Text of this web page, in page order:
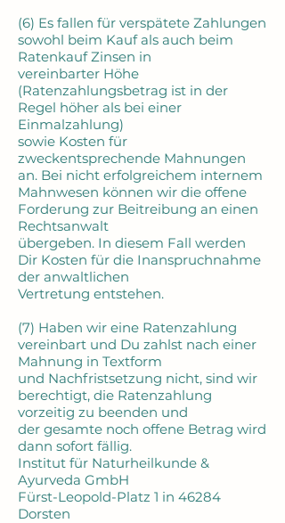
(6) Es fallen für verspätete Zahlungen
sowohl beim Kauf als auch beim
Ratenkauf Zinsen in
vereinbarter Höhe
(Ratenzahlungsbetrag ist in der
Regel höher als bei einer
Einmalzahlung)
sowie Kosten für
zweckentsprechende Mahnungen
an. Bei nicht erfolgreichem internem
Mahnwesen können wir die offene
Forderung zur Beitreibung an einen
Rechtsanwalt
übergeben. In diesem Fall werden
Dir Kosten für die Inanspruchnahme
der anwaltlichen
Vertretung entstehen.
(7) Haben wir eine Ratenzahlung
vereinbart und Du zahlst nach einer
Mahnung in Textform
und Nachfristsetzung nicht, sind wir
berechtigt, die Ratenzahlung
vorzeitig zu beenden und
der gesamte noch offene Betrag wird
dann sofort fällig.
Institut für Naturheilkunde &
Ayurveda GmbH
Fürst-Leopold-Platz 1 in 46284
Dorsten